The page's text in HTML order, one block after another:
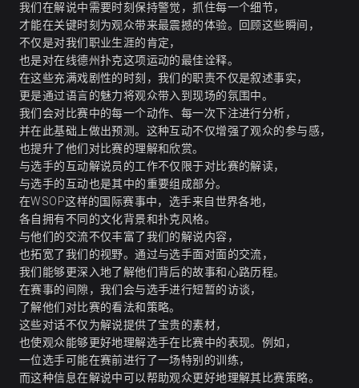
我们在解说中需要时刻保持警觉，抓住每一个细节，
才能在关键时刻为观众带来最震撼的体验。回顾这些瞬间，
不仅是对我们职业生涯的肯定，
也是对在线德州扑克这项运动的最佳诠释。
在这些充满戏剧性的时刻，我们的职责不仅是叙述事实，
更是通过语言的魅力将观众带入到现场的氛围中。
我们会对比赛中的每一个动作、每一次下注进行分析，
并在此基础上做出预测。这种互动不仅增强了观众的参与感，
也提升了他们对比赛的理解和欣赏。
与选手的互动解说员的工作不仅限于对比赛的解读，
与选手的互动也是其中的重要组成部分。
在WSOP这样的国际赛事中，选手来自世界各地，
各自拥有不同的文化背景和扑克风格。
与他们的交流不仅丰富了我们的解说内容，
也拓宽了我们的视野。通过与选手面对面的交流，
我们能够更深入地了解他们背后的故事和心路历程。
在赛事的间隙，我们会与选手进行短暂的访谈，
了解他们对比赛的看法和策略。
这些对话不仅为解说提供了宝贵的素材，
也使观众能够更好地理解选手在比赛中的表现。例如，
一位选手可能在赛前进行了一场特别的训练，
而这种信息在解说中可以帮助观众更好地理解其比赛策略。